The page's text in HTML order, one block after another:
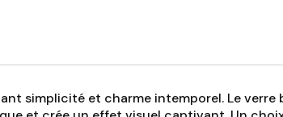
simplicité et charme intemporel. Le verre